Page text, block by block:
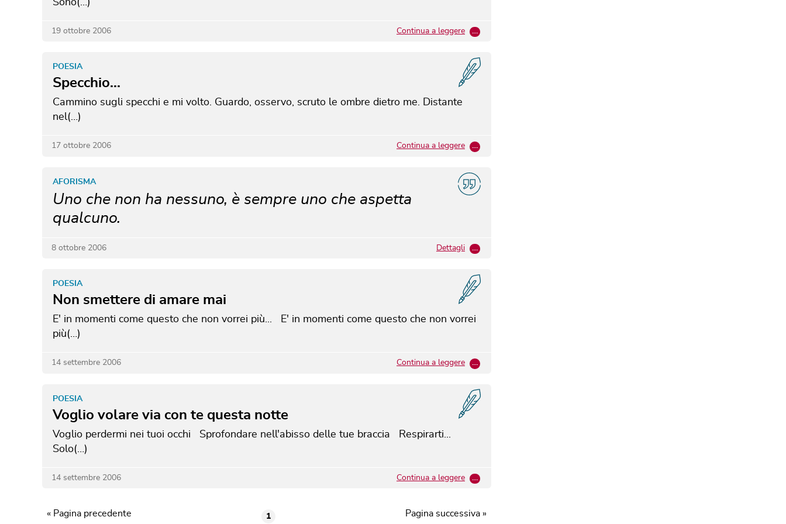
19 ottobre 2006 Continua a leggere …
Specchio...
POESIA
Cammino sugli specchi e mi volto. Guardo, osservo, scruto le ombre dietro me. Distante
nel(…)
17 ottobre 2006 Continua a leggere …
Uno che non ha nessuno, è sempre uno che aspetta
qualcuno.
AFORISMA
8 ottobre 2006 Dettagli …
Non smettere di amare mai
POESIA
E' in momenti come questo che non vorrei più... E' in momenti come questo che non vorrei
più(…)
14 settembre 2006 Continua a leggere …
Voglio volare via con te questa notte
POESIA
Voglio perdermi nei tuoi occhi Sprofondare nell'abisso delle tue braccia Respirarti...
Solo(…)
14 settembre 2006 Continua a leggere …
1
« Pagina precedente Pagina successiva »